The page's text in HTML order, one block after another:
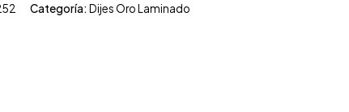
Categoría: Dijes Oro Laminado